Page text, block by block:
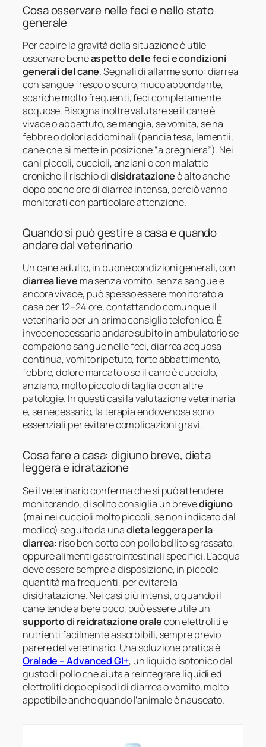
Cosa osservare nelle feci e nello stato
generale
Per capire la gravità della situazione è utile
osservare beneaspetto delle feci e condizioni
generali del cane. Segnali di allarme sono: diarrea
con sangue fresco o scuro, muco abbondante,
scariche molto frequenti, feci completamente
acquose. Bisogna inoltre valutare se il cane è
vivace o abbattuto, se mangia, se vomita, se ha
febbre o dolori addominali (pancia tesa, lamentii,
cane che si mette in posizione “a preghiera”). Nei
cani piccoli, cuccioli, anziani o con malattie
croniche il rischio didisidratazioneè alto anche
dopo poche ore di diarrea intensa, perciò vanno
monitorati con particolare attenzione.
Quando si può gestire a casa e quando
andare dal veterinario
Un cane adulto, in buone condizioni generali, con
diarrea lieve ma senza vomito, senza sangue e
ancora vivace, può spesso essere monitorato a
casa per 12–24 ore, contattando comunque il
veterinario per un primo consiglio telefonico. È
invece necessario andare subito in ambulatorio se
compaiono sangue nelle feci, diarrea acquosa
continua, vomito ripetuto, forte abbattimento,
febbre, dolore marcato o se il cane è cucciolo,
anziano, molto piccolo di taglia o con altre
patologie. In questi casi la valutazione veterinaria
e, se necessario, la terapia endovenosa sono
essenziali per evitare complicazioni gravi.
Cosa fare a casa: digiuno breve, dieta
leggera e idratazione
Se il veterinario conferma che si può attendere
monitorando, di solito consiglia un brevedigiuno
(mai nei cuccioli molto piccoli, se non indicato dal
medico) seguito da unadieta leggera per la
diarrea: riso ben cotto con pollo bollito sgrassato,
oppure alimenti gastrointestinali specifici. L’acqua
deve essere sempre a disposizione, in piccole
quantità ma frequenti, per evitare la
disidratazione. Nei casi più intensi, o quando il
cane tende a bere poco, può essere utile un
supporto di reidratazione oralecon elettroliti e
nutrienti facilmente assorbibili, sempre previo
parere del veterinario. Una soluzione pratica è
Oralade – Advanced GI+, un liquido isotonico dal
gusto di pollo che aiuta a reintegrare liquidi ed
elettroliti dopo episodi di diarrea o vomito, molto
appetibile anche quando l’animale è nauseato.